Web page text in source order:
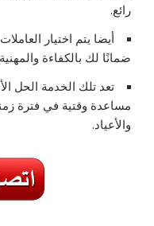
رائع.
أيضا يتم اختيار
ضمانًا لك بالكفاءة
تعد تلك الخدمة الحل
مساعدة وقتية في فترة
والأعياد.